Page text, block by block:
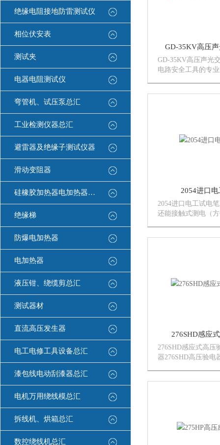
绝缘电阻接地防雷测试仪
相位伏安表
测试夹
电器电阻测试仪
弯管机、试压泵总汇
工业检测仪器总汇
避雷器及绝缘子测试仪器
滑动变阻器
硅橡胶加热器电加热器康登电气
绝缘梯
防爆电加热器
电加热器
液压钳、绕缆剪总汇
测试器材
直流高压发生器
电工电修工具设备总汇
漆包线电动刮漆器总汇
电机万用绕线模总汇
拆线机、烘箱总汇
数控绕线机总汇
GD-35KV高压
GD-35KV高压声光
电路安全工具的专
2054进口
2054进口电工试电
还能接触式测电（
276SHD感应
276SHD感应式高压
器276SHD高压验电